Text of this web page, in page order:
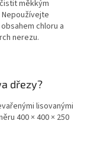
měkkým
chloru a
nerezu.
dřezy?
lisovanými
400 × 400 × 250